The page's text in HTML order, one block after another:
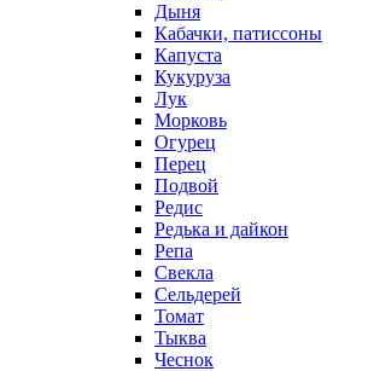
Дыня
Кабачки, патиссоны
Капуста
Кукуруза
Лук
Морковь
Огурец
Перец
Подвой
Редис
Редька и дайкон
Репа
Свекла
Сельдерей
Томат
Тыква
Чеснок